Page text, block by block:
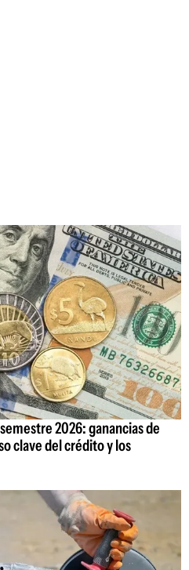
2026: ganancias de
clave del crédito y los